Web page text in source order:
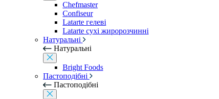
Chefmaster
Confiseur
Latarte гелеві
Latarte сухі жиророзчинні
Натуральні
Натуральні
Bright Foods
Пастоподібні
Пастоподібні